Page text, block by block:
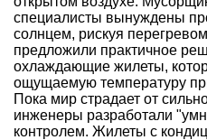
специалисты вынуждены
солнцем, рискуя
предложили практичное
охлаждающие жилеты,
ощущаемую температуру
Пока мир страдает от
инженеры разработали
контролем. Жилеты с